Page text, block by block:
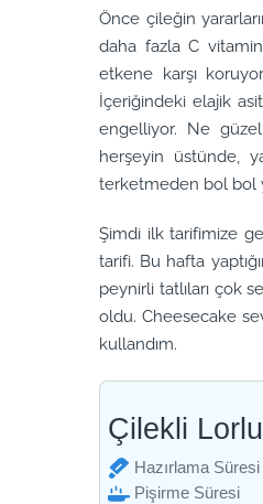
Önce çileğin
daha fazla C
etkene karşı
İçeriğindeki elajik
engelliyor. Ne
herşeyin üstünde,
terketmeden bol bol
Şimdi ilk tarifimize
tarifi. Bu hafta
peynirli tatlıları çok
oldu. Cheesecake
kullandım.
Çilekli
Hazırlama Süresi
Pişirme Süresi